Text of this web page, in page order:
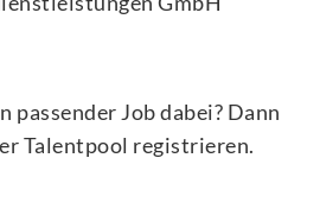
passender Job dabei? Dann
Talentpool registrieren.